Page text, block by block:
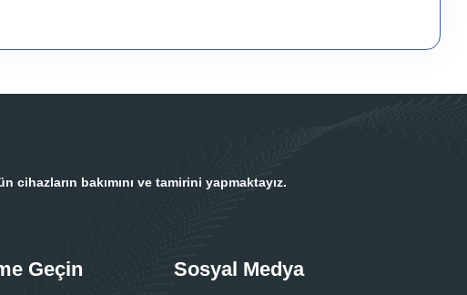
cihazların bakımını ve tamirini yapmaktayız.
Geçin Sosyal Medya